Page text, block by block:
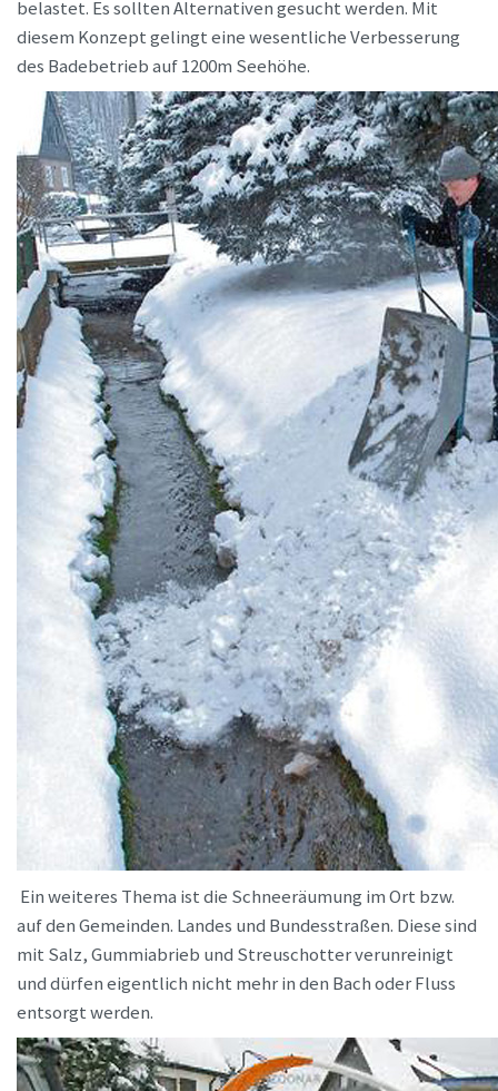
belastet. Es sollten Alternativen gesucht werden. Mit
diesem Konzept gelingt eine wesentliche Verbesserung
des Badebetrieb auf 1200m Seehöhe.
Ein weiteres Thema ist die Schneeräumung im Ort bzw.
auf den Gemeinden. Landes und Bundesstraßen. Diese sind
mit Salz, Gummiabrieb und Streuschotter verunreinigt
und dürfen eigentlich nicht mehr in den Bach oder Fluss
entsorgt werden.